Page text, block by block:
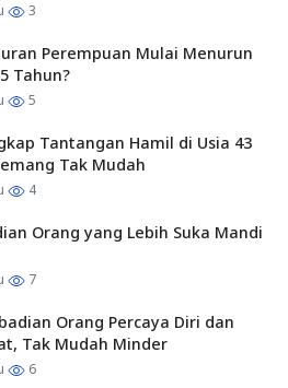
3
Perempuan Mulai Menurun
Tahun?
5
Tantangan Hamil di Usia 43
Tak Mudah
4
Orang yang Lebih Suka Mandi
7
Orang Percaya Diri dan
Tak Mudah Minder
6